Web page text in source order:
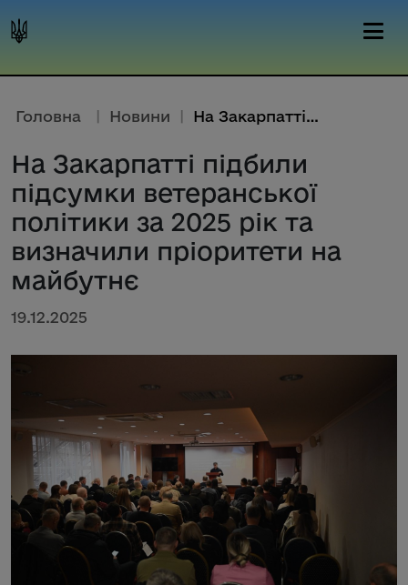
Головна | Новини | На Закарпатті підбили підсумки...
На Закарпатті підбили
підсумки ветеранської
політики за 2025 рік та
визначили пріоритети на
майбутнє
19.12.2025